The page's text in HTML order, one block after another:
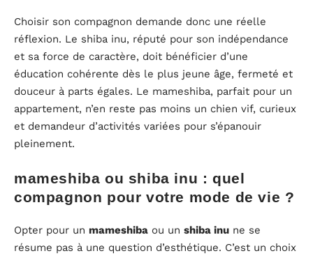
Choisir son compagnon demande donc une réelle
réflexion. Le shiba inu, réputé pour son indépendance
et sa force de caractère, doit bénéficier d’une
éducation cohérente dès le plus jeune âge, fermeté et
douceur à parts égales. Le mameshiba, parfait pour un
appartement, n’en reste pas moins un chien vif, curieux
et demandeur d’activités variées pour s’épanouir
pleinement.
mameshiba ou shiba inu : quel
compagnon pour votre mode de vie ?
Opter pour un mameshiba ou un shiba inu ne se
résume pas à une question d’esthétique. C’est un choix